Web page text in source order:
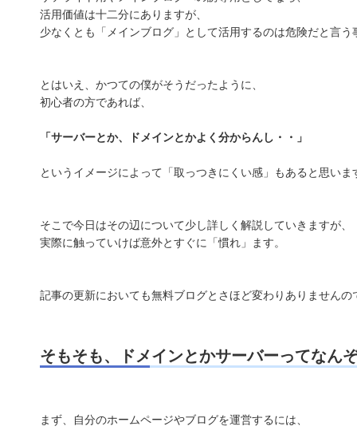
活用価値は十二分にありますが、
少なくとも「メインブログ」として活用するのは危険だと言う
とはいえ、かつての僕がそうだったように、
初心者の方であれば、
「サーバーとか、ドメインとかよく分からんし・・」
というイメージによって「取っつきにくい感」もあると思いま
そこで今日はその辺について少し詳しく解説していきますが、
実際に触っていけば意外とすぐに「慣れ」ます。
記事の更新においても無料ブログとさほど変わりありませんの
そもそも、ドメインとかサーバーってなん
まず、自分のホームページやブログを運営するには、